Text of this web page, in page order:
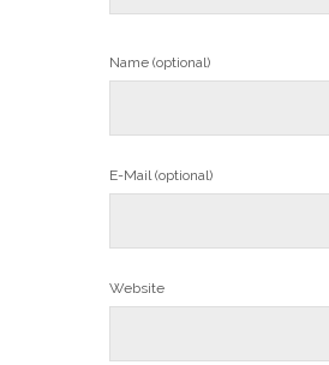
Name (optional)
E-Mail (optional)
Website